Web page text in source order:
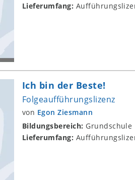
Lieferumfang:
Ich bin der Beste!
Folgeaufführungslizenz
von Egon Ziesmann
Bildungsbereich: Grundschule
Lieferumfang: